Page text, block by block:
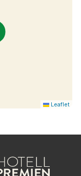
Leaflet